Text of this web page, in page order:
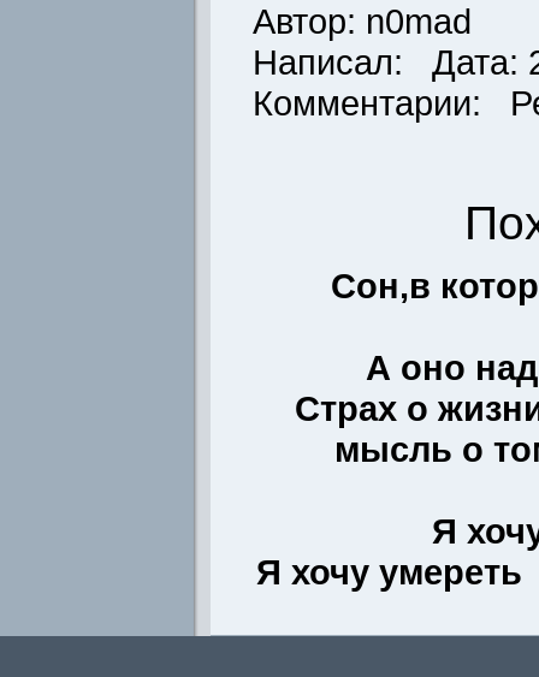
Автор: n0mad
Написал: Дата:
Комментарии:
Сон,в
А оно
Страх о
мысль о
Я
Я хочу умереть